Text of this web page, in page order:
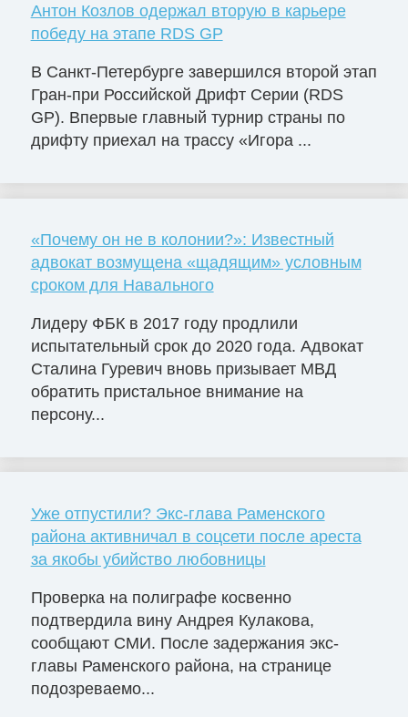
Антон Козлов одержал вторую в карьере
победу на этапе RDS GP
В Санкт-Петербурге завершился второй этап
Гран-при Российской Дрифт Серии (RDS
GP). Впервые главный турнир страны по
дрифту приехал на трассу «Игора ...
«Почему он не в колонии?»: Известный
адвокат возмущена «щадящим» условным
сроком для Навального
Лидеру ФБК в 2017 году продлили
испытательный срок до 2020 года. Адвокат
Сталина Гуревич вновь призывает МВД
обратить пристальное внимание на
персону...
Уже отпустили? Экс-глава Раменского
района активничал в соцсети после ареста
за якобы убийство любовницы
Проверка на полиграфе косвенно
подтвердила вину Андрея Кулакова,
сообщают СМИ. После задержания экс-
главы Раменского района, на странице
подозреваемо...